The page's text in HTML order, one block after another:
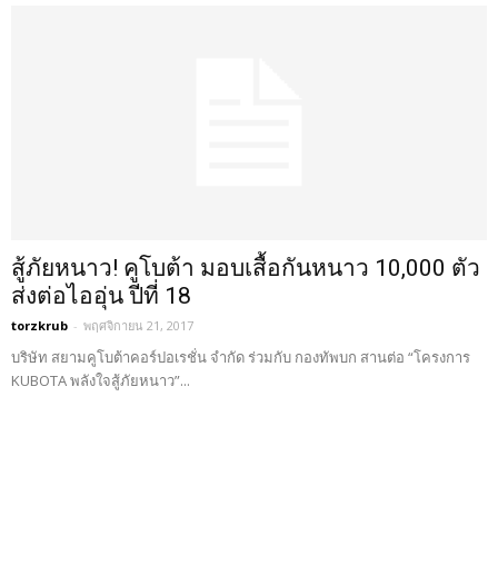
สู้ภัยหนาว! คูโบต้า มอบเสื้อกันหนาว 10,000 ตัว
ส่งต่อไออุ่น ปีที่ 18
torzkrub - พฤศจิกายน 21, 2017
บริษัท สยามคูโบต้าคอร์ปอเรชั่น จำกัด ร่วมกับ กองทัพบก สานต่อ “โครงการ
KUBOTA พลังใจสู้ภัยหนาว”...